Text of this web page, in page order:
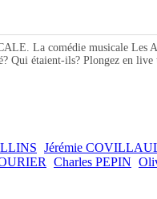
La comédie musicale Les
Qui étaient-ils? Plongez en
Jérémie
Charles PEPIN